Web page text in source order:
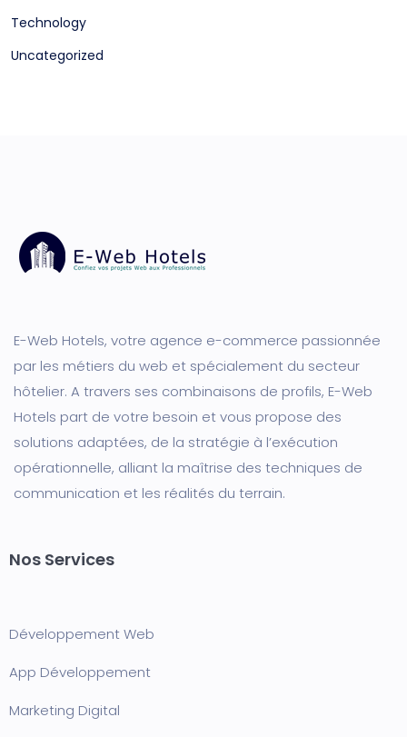
Technology
Uncategorized
E-Web Hotels, votre agence e-commerce passionnée
par les métiers du web et spécialement du secteur
hôtelier. A travers ses combinaisons de profils, E-Web
Hotels part de votre besoin et vous propose des
solutions adaptées, de la stratégie à l’exécution
opérationnelle, alliant la maîtrise des techniques de
communication et les réalités du terrain.
Nos Services
Développement Web
App Développement
Marketing Digital